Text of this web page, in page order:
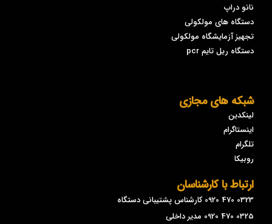
نانو دراپ
دستگاه های مولکولی
تجهیز آزمایشگاه مولکولی
دستگاه ریل تایم pcr
شبکه های مجازی
لینکدین
اینستاگرام
تلگرام
روبیکا
ارتباط با کارشناسان
0323 470 0920 کارشناس پشتیبانی دستگاه
0325 470 0920 مدیر داخلی